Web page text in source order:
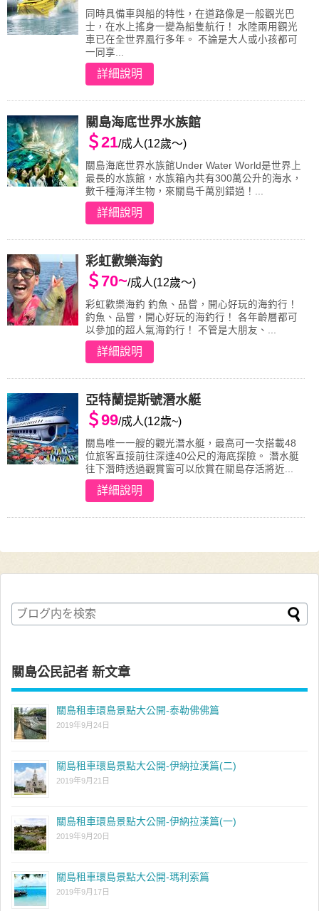
同時具備車與船的特性，在道路像是一般觀光巴
士，在水上搖身一變為船隻航行！ 水陸兩用觀光
車已在全世界風行多年。 不論是大人或小孩都可
一同享...
詳細說明
關島海底世界水族館
＄21/成人(12歲～)
關島海底世界水族館Under Water World是世界上
最長的水族館，水族箱內共有300萬公升的海水，
數千種海洋生物，來關島千萬別錯過！...
詳細說明
彩虹歡樂海釣
＄70~/成人(12歲～)
彩虹歡樂海釣 釣魚、品嘗，開心好玩的海釣行！
釣魚、品嘗，開心好玩的海釣行！ 各年齡層都可
以參加的超人氣海釣行！ 不管是大朋友、...
詳細說明
亞特蘭提斯號潛水艇
＄99/成人(12歳~)
關島唯一一艘的觀光潛水艇，最高可一次搭載48
位旅客直接前往深達40公尺的海底探險。 潛水艇
往下潛時透過觀賞窗可以欣賞在關島存活將近...
詳細說明
關島公民記者 新文章
關島租車環島景點大公開-泰勒佛佛篇
2019年9月24日
關島租車環島景點大公開-伊納拉漢篇(二)
2019年9月21日
關島租車環島景點大公開-伊納拉漢篇(一)
2019年9月20日
關島租車環島景點大公開-瑪利索篇
2019年9月17日